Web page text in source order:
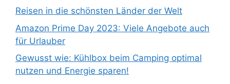
Reisen in die schönsten Länder der Welt
Amazon Prime Day 2023: Viele Angebote auch
für Urlauber
Gewusst wie: Kühlbox beim Camping optimal
nutzen und Energie sparen!